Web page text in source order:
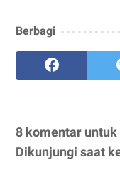
Berbagi
8 komentar
Dikunjungi saat